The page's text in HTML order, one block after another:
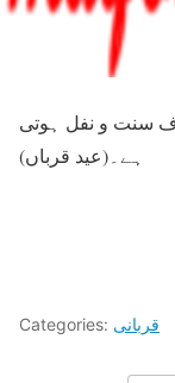
سنت و نفل ہوتی
ہے۔(عید قرباں)
Categories: قربانی